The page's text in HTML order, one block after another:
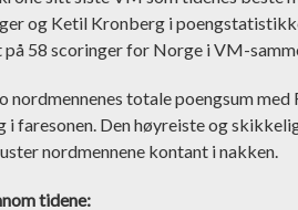
og Ketil Kronberg i
på 58 scoringer for Norge i VM-
nordmennenes totale poengsum med
i faresonen. Den høyreiste og
nordmennene kontant i nakken.
tidene: